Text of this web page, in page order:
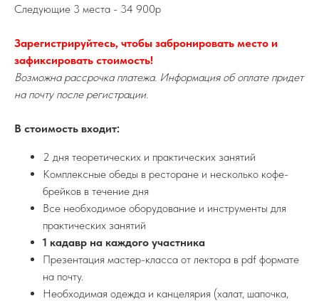
Следующие 3 места - 34 900р
Зарегистрируйтесь, чтобы забронировать место и
зафиксировать стоимость!
Возможна рассрочка платежа. Информация об оплате придет
на почту после регистрации.
В стоимость входит:
2 дня теоретических и практических занятий
Комплексные обеды в ресторане и несколько кофе-
брейков в течение дня
Все необходимое оборудование и инструменты для
практических занятий
1 кадавр на каждого участника
Презентация мастер-класса от лектора в pdf формате
на почту.
Необходимая одежда и канцелярия (халат, шапочка,